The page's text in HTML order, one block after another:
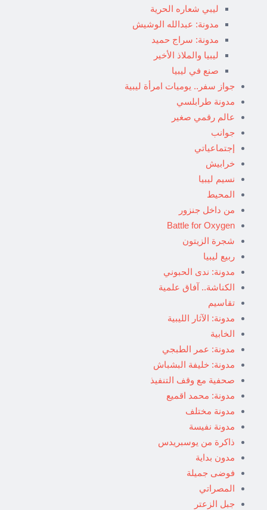
ليبي شعاره الحرية
مدونة: عبدالله الوشيش
مدونة: سراج حميد
ليبيا والملاذ الأخير
صنع في ليبيا
جواز سفر.. يوميات امرأة ليبية
مدونة طرابلسي
عالم رقمي صغير
جوانب
إجتماعياتي
خرابيش
نسيم ليبيا
المحيط
من داخل جنزور
Battle for Oxygen
شجرة الزيتون
ربيع ليبيا
مدونة: ندى الحبوني
الكناشة.. آفاق علمية
تقاسيم
مدونة: الآثار الليبية
الخابية
مدونة: عمر الطبجي
مدونة: خليفة البشباش
صحفية مع وقف التنفيذ
مدونة: محمد اقميع
مدونة مختلف
مدونة نفيسة
ذاكرة من يوسبريدس
مدون بداية
فوضى جميلة
المصراتي
جبل الزعتر